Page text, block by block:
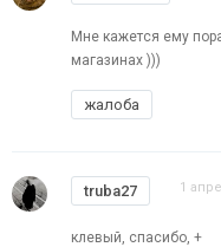
Мне кажется ему
магазинах )))
жалоба
truba27 1
клевый, спасибо, +